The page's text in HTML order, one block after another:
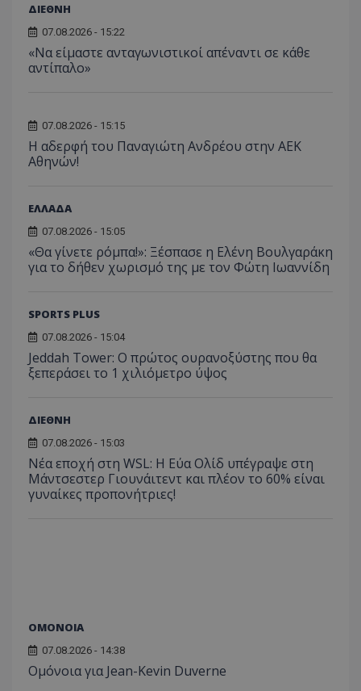
ΔΙΕΘΝΗ
07.08.2026 - 15:22
«Να είμαστε ανταγωνιστικοί απέναντι σε κάθε
αντίπαλο»
07.08.2026 - 15:15
Η αδερφή του Παναγιώτη Ανδρέου στην ΑΕΚ
Αθηνών!
ΕΛΛΑΔΑ
07.08.2026 - 15:05
«Θα γίνετε ρόμπα!»: Ξέσπασε η Ελένη Βουλγαράκη
για το δήθεν χωρισμό της με τον Φώτη Ιωαννίδη
SPORTS PLUS
07.08.2026 - 15:04
Jeddah Tower: Ο πρώτος ουρανοξύστης που θα
ξεπεράσει το 1 χιλιόμετρο ύψος
ΔΙΕΘΝΗ
07.08.2026 - 15:03
Νέα εποχή στη WSL: Η Εύα Ολίδ υπέγραψε στη
Μάντσεστερ Γιουνάιτεντ και πλέον το 60% είναι
γυναίκες προπονήτριες!
ΟΜΟΝΟΙΑ
07.08.2026 - 14:38
Ομόνοια για Jean-Kevin Duverne